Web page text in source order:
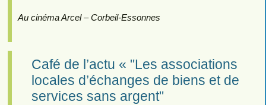
Au cinéma Arcel – Corbeil-Essonnes
Café de l’actu « "Les associations
locales d’échanges de biens et de
services sans argent"